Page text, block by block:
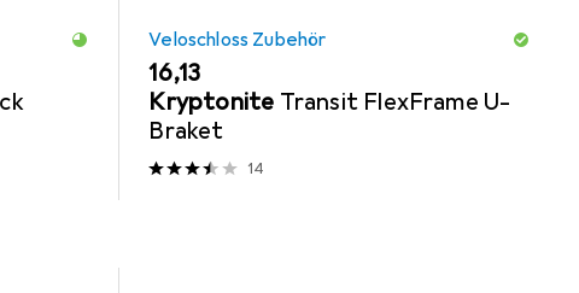
Veloschloss Zubehör
EUR
16,13
Kryptonite Transit FlexFrame U-
Braket
14